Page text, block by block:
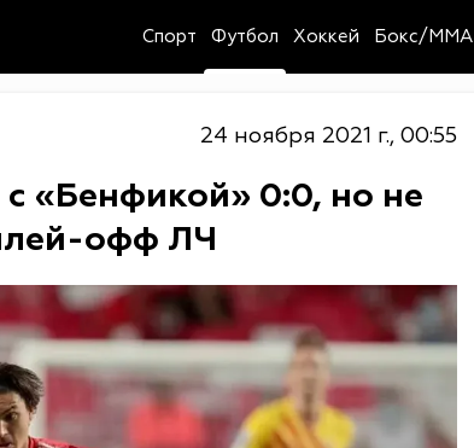
Спорт Футбол Хоккей Бокс/MMA
24 ноября 2021 г., 00:55
«Бенфикой» 0:0, но не
офф ЛЧ